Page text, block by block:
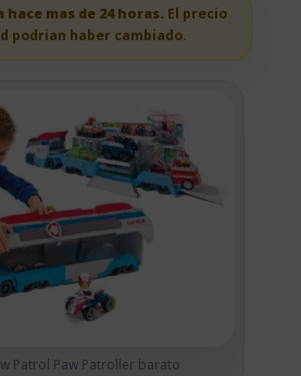
mas de 24 horas. El precio
podrian haber cambiado.
Patrol Paw Patroller barato